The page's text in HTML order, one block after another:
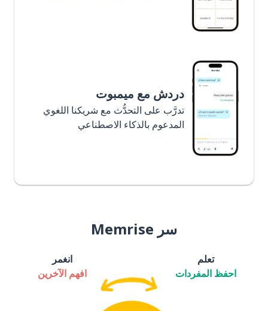
دردش مع ميمبوت
تدرَّب على التحدُّث مع شريكنا اللغوي
المدعوم بالذكاء الاصطناعي
سر Memrise
تعلم
احفظ المفردات
انغمر
افهم الآخرين